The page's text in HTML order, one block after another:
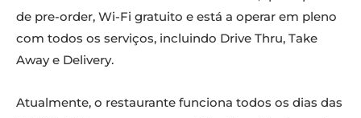
de pre-order, Wi-Fi gratuito e está a operar em pleno
com todos os serviços, incluindo Drive Thru, Take
Away e Delivery.
Atualmente, o restaurante funciona todos os dias das